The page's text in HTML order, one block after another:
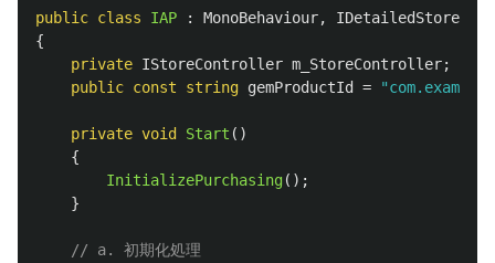
public class IAP : MonoBehaviour,
{
private IStoreController m_StoreController;
public const string gemProductId =
private void Start ()
{
InitializePurchasing();
}
// a. 初期化処理